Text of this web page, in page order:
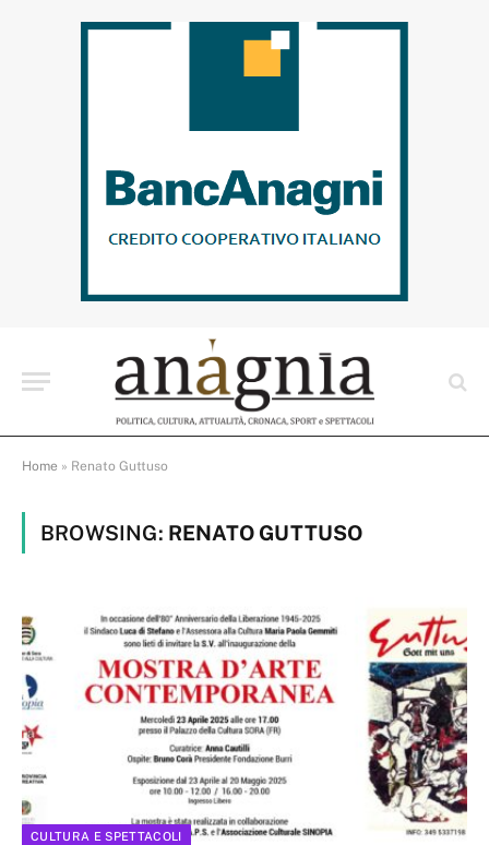
Home » Renato Guttuso
BROWSING: RENATO GUTTUSO
CULTURA E SPETTACOLI